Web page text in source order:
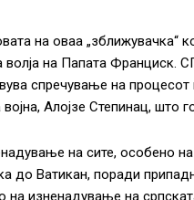
на оваа „зближувачка“
волја на Папата Франциск.
спречување на
војна, Алојзе Степинац, што
на сите, особено на
до Ватикан, поради
на изненадување на